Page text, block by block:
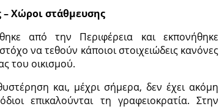
Χώροι στάθμευσης
από την Περιφέρεια και εκπονήθηκε
να τεθούν κάποιοι στοιχειώδεις κανόνες
του οικισμού.
και, μέχρι σήμερα, δεν έχει ακόμη
επικαλούνται τη γραφειοκρατία. Στην